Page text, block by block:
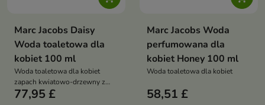
Marc Jacobs Daisy
Woda toaletowa dla
kobiet 100 ml
Woda toaletowa dla kobiet
zapach kwiatowo-drzewny z
nutą grejpfruta, fiołka i jaśminu,
77,95 £
Marc Jacobs Woda
perfumowana dla
kobiet Honey 100 ml
Woda toaletowa dla kobiet
58,51 £